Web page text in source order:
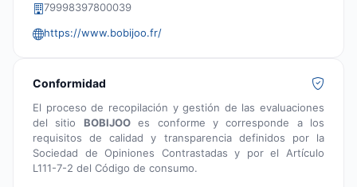
79998397800039
https://www.bobijoo.fr/
Conformidad
El proceso de recopilación y gestión de las evaluaciones
del sitio BOBIJOOes conforme y corresponde a los
requisitos de calidad y transparencia definidos por la
Sociedad de Opiniones Contrastadas y por el Artículo
L111-7-2 del Código de consumo.